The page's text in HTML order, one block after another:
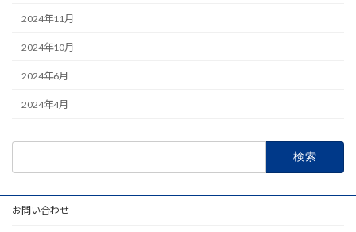
2024年11月
2024年10月
2024年6月
2024年4月
お問い合わせ